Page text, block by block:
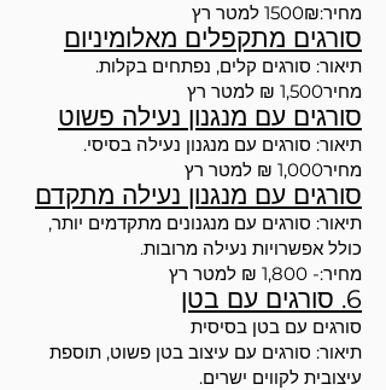
מחיר:1500₪ למטר רץ
סורגים מתקפלים מאלומיניום
תיאור: סורגים קלים, נפתחים בקלות.
מחיר1,500 ₪ למטר רץ
סורגים עם מנגנון נעילה פשוט
תיאור: סורגים עם מנגנון נעילה בסיסי.
מחיר1,000 ₪ למטר רץ
סורגים עם מנגנון נעילה מתקדם
תיאור: סורגים עם מנגנונים מתקדמים יותר,
כולל אפשרויות נעילה מרובות.
מחיר:- 1,800 ₪ למטר רץ
6. סורגים עם בטן
סורגים עם בטן בסיסית
תיאור: סורגים עם עיצוב בטן פשוט, תוספת
עיצובית לקווים ישרים.